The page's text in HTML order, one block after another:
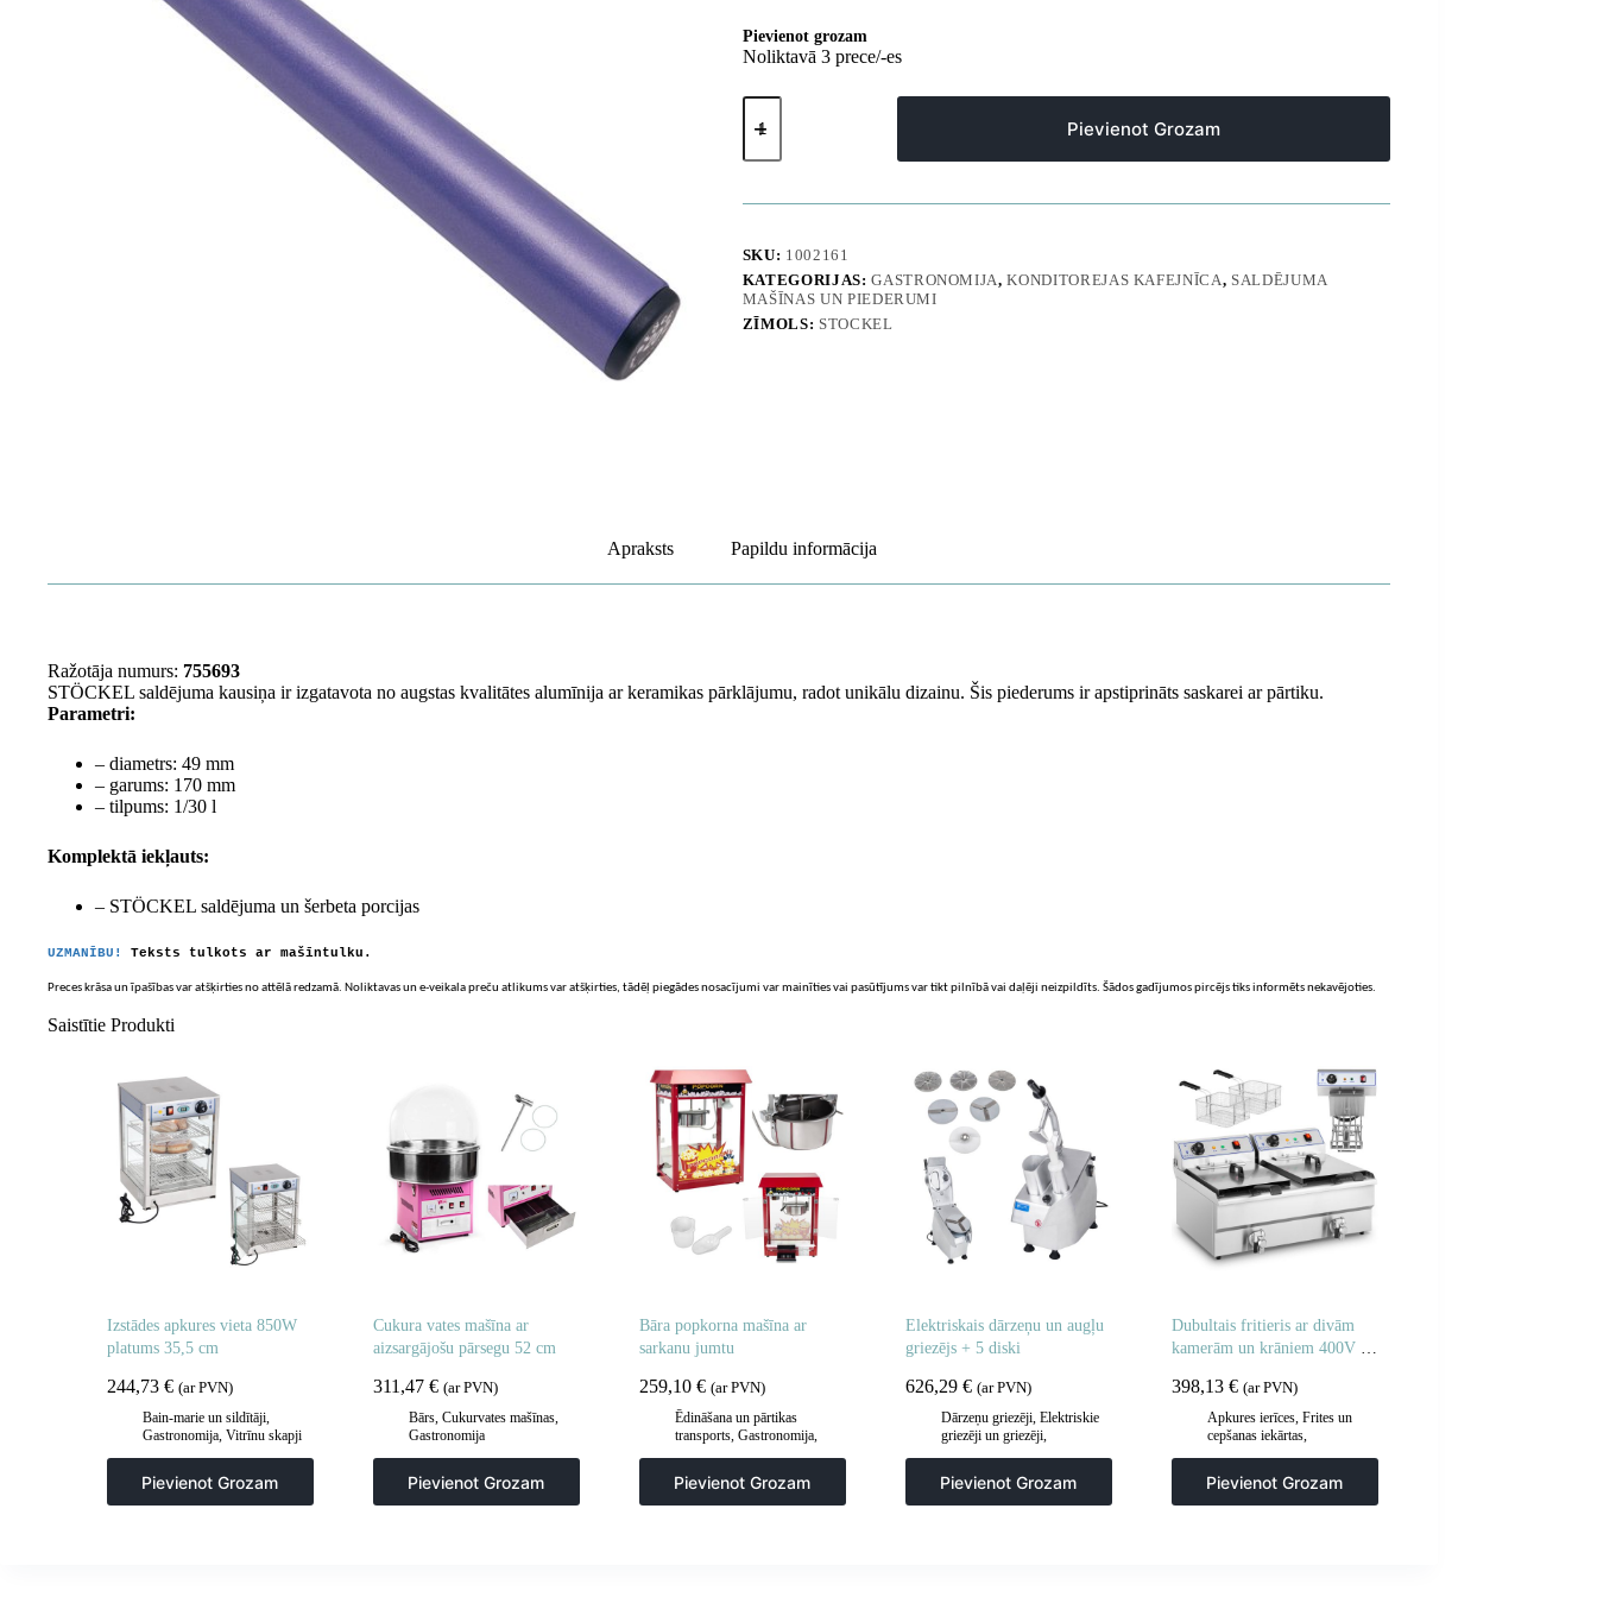
Pievienot grozam
Noliktavā 3 prece/-es
Dorugin
Ice
Sorbet
Stöckel
diametrs
49mm
keramika
-
Stockel
Pievienot Grozam
SKU: 1002161
KATEGORIJAS:GASTRONOMIJA,KONDITOREJAS KAFEJNĪCA, SALDĒJUMA
MAŠĪNAS UN PIEDERUMI
ZĪMOLS: STOCKEL
Apraksts Papildu informācija
Ražotāja numurs: 755693
STÖCKEL saldējuma kausiņa ir izgatavota no augstas kvalitātes alumīnija ar keramikas pārklājumu, radot unikālu dizainu. Šis piederums ir apstiprināts saskarei ar pārtiku.
Parametri:
– diametrs: 49 mm
– garums: 170 mm
– tilpums: 1/30 l
Komplektā iekļauts:
– STÖCKEL saldējuma un šerbeta porcijas
UZMANĪBU! Teksts tulkots ar mašīntulku.
Preces krāsa un īpašības var atšķirties no attēlā redzamā. Noliktavas un e-veikala preču atlikums var atšķirties, tādēļ piegādes nosacījumi var mainīties vai pasūtījums var tikt pilnībā vai daļēji neizpildīts. Šādos gadījumos pircējs tiks informēts nekavējoties.
Saistītie Produkti
Izstādes apkures vieta 850W
platums 35,5 cm
244,73 € (ar PVN)
Bain-marie un sildītāji,
Gastronomija, Vitrīnu skapji
Pievienot Grozam
Cukura vates mašīna ar
aizsargājošu pārsegu 52 cm
311,47 € (ar PVN)
Bārs, Cukurvates mašīnas,
Gastronomija
Pievienot Grozam
Bāra popkorna mašīna ar
sarkanu jumtu
259,10 € (ar PVN)
Ēdināšana un pārtikas
transports, Gastronomija,
Pievienot Grozam
Elektriskais dārzeņu un augļu
griezējs + 5 diski
626,29 € (ar PVN)
Dārzeņu griezēji, Elektriskie
griezēji un griezēji,
Pievienot Grozam
Dubultais fritieris ar divām
kamerām un krāniem 400V –
398,13 € (ar PVN)
Apkures ierīces, Frites un
cepšanas iekārtas,
Pievienot Grozam